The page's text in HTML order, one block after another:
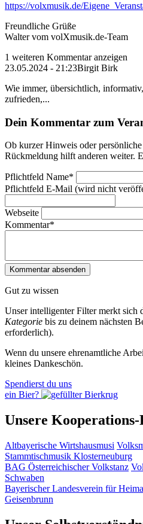
https://volxmusik.de/
Freundliche Grüße
Walter vom volXmusik.de-Team
1 weiteren Kommentar anzeigen
23.05.2024 - 21:23Birgit Birk
Wie immer, übersichtlich,
zufrieden,...
Dein Kommentar zum
Ob kurzer Hinweis oder
Rückmeldung hilft anderen weiter.
Pflichtfeld Name*
Pflichtfeld E-Mail (wird nicht
Webseite
Kommentar*
Gut zu wissen
Unser intelligenter Filter merkt sich
Kategorie bis zu deinem nächsten
erforderlich).
Wenn du unsere ehrenamtliche
kleines Dankeschön.
Spendierst du uns
ein Bier?
Unsere
Altbayerische Wirtshausmusi
Stammtischmusik Klosterneuburg
BAG Österreichischer Volkstanz
Schwaben
Bayerischer Landesverein für
Geisenbrunn